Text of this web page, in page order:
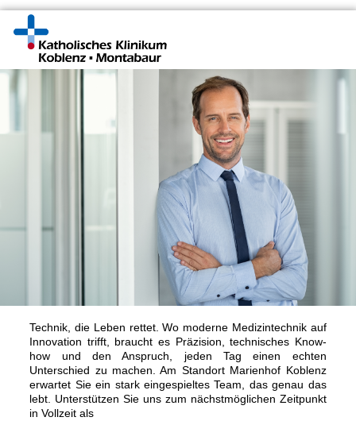
Technik, die Leben rettet. Wo moderne Medizintechnik auf
Innovation trifft, braucht es Präzision, technisches Know-
how und den Anspruch, jeden Tag einen echten
Unterschied zu machen. Am Standort Marienhof Koblenz
erwartet Sie ein stark eingespieltes Team, das genau das
lebt. Unterstützen Sie uns zum nächstmöglichen Zeitpunkt
in Vollzeit als